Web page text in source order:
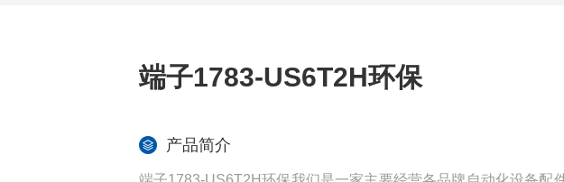
端子1783-US6T2H环保
产品简介